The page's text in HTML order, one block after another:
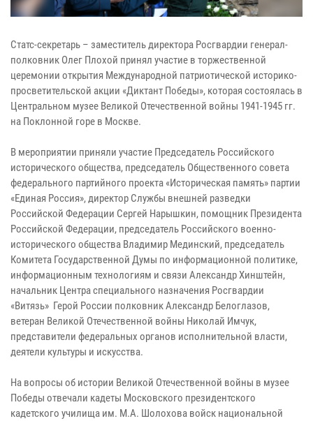
Статс-секретарь – заместитель директора Росгвардии генерал-
полковник Олег Плохой принял участие в торжественной
церемонии открытия Международной патриотической историко-
просветительской акции «Диктант Победы», которая состоялась в
Центральном музее Великой Отечественной войны 1941-1945 гг.
на Поклонной горе в Москве.
В мероприятии приняли участие Председатель Российского
исторического общества, председатель Общественного совета
федерального партийного проекта «Историческая память» партии
«Единая Россия», директор Службы внешней разведки
Российской Федерации Сергей Нарышкин, помощник Президента
Российской Федерации, председатель Российского военно-
исторического общества Владимир Мединский, председатель
Комитета Государственной Думы по информационной политике,
информационным технологиям и связи Александр Хинштейн,
начальник Центра специального назначения Росгвардии
«Витязь» Герой России полковник Александр Белоглазов,
ветеран Великой Отечественной войны Николай Имчук,
представители федеральных органов исполнительной власти,
деятели культуры и искусства.
На вопросы об истории Великой Отечественной войны в музее
Победы отвечали кадеты Московского президентского
кадетского училища им. М.А. Шолохова войск национальной